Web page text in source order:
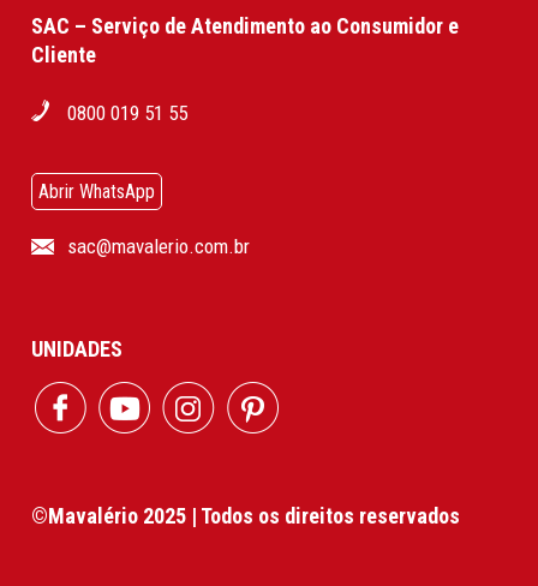
SAC – Serviço de Atendimento ao Consumidor e
Cliente
0800 019 51 55
Abrir WhatsApp
sac@mavalerio.com.br
UNIDADES
©Mavalério 2025 | Todos os direitos reservados